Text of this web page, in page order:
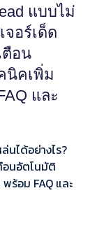
แบบไม่
อร์เด็ด
ตือน
นิคเพิ่ม
และ
นได้อย่างไร?
อนอัตโนมัติ
ร้อม FAQ และ